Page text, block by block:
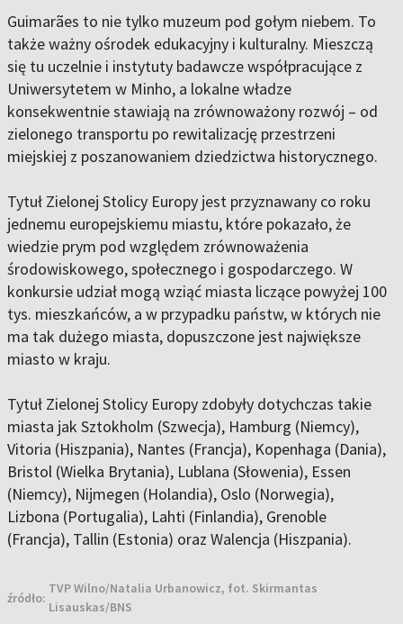
Guimarães to nie tylko muzeum pod gołym niebem. To
także ważny ośrodek edukacyjny i kulturalny. Mieszczą
się tu uczelnie i instytuty badawcze współpracujące z
Uniwersytetem w Minho, a lokalne władze
konsekwentnie stawiają na zrównoważony rozwój – od
zielonego transportu po rewitalizację przestrzeni
miejskiej z poszanowaniem dziedzictwa historycznego.
Tytuł Zielonej Stolicy Europy jest przyznawany co roku
jednemu europejskiemu miastu, które pokazało, że
wiedzie prym pod względem zrównoważenia
środowiskowego, społecznego i gospodarczego. W
konkursie udział mogą wziąć miasta liczące powyżej 100
tys. mieszkańców, a w przypadku państw, w których nie
ma tak dużego miasta, dopuszczone jest największe
miasto w kraju.
Tytuł Zielonej Stolicy Europy zdobyły dotychczas takie
miasta jak Sztokholm (Szwecja), Hamburg (Niemcy),
Vitoria (Hiszpania), Nantes (Francja), Kopenhaga (Dania),
Bristol (Wielka Brytania), Lublana (Słowenia), Essen
(Niemcy), Nijmegen (Holandia), Oslo (Norwegia),
Lizbona (Portugalia), Lahti (Finlandia), Grenoble
(Francja), Tallin (Estonia) oraz Walencja (Hiszpania).
źródło:
TVP Wilno/Natalia Urbanowicz, fot. Skirmantas
Lisauskas/BNS